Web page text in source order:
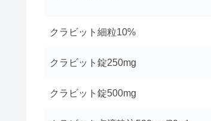
クラビット細粒10%
クラビット錠250mg
クラビット錠500mg